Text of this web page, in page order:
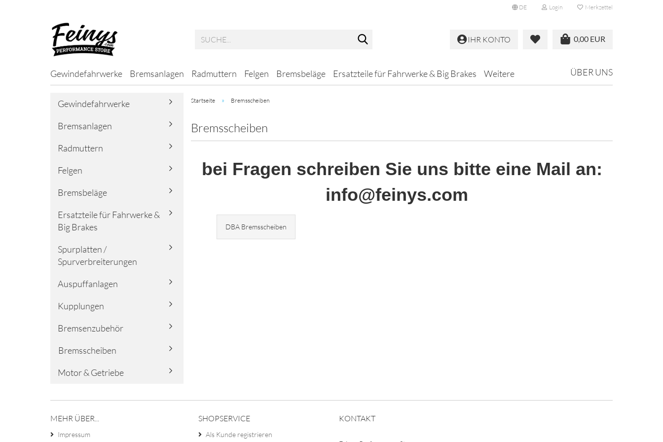
DE Login Merkzettel
0,00 EUR
IHR KONTO
Gewindefahrwerke Bremsanlagen Radmuttern Felgen Bremsbeläge Ersatzteile für Fahrwerke & Big Brakes ÜBER UNS
Weitere
Startseite » Bremsscheiben
Bremsscheiben
bei Fragen schreiben Sie uns bitte eine Mail an:
info@feinys.com
DBA Bremsscheiben
Gewindefahrwerke
Bremsanlagen
Radmuttern
Felgen
Bremsbeläge
Ersatzteile für Fahrwerke &
Big Brakes
Spurplatten /
Spurverbreiterungen
Auspuffanlagen
Kupplungen
Bremsenzubehör
Bremsscheiben
Motor & Getriebe
MEHR ÜBER...
Impressum
SHOPSERVICE
Als Kunde registrieren
KONTAKT